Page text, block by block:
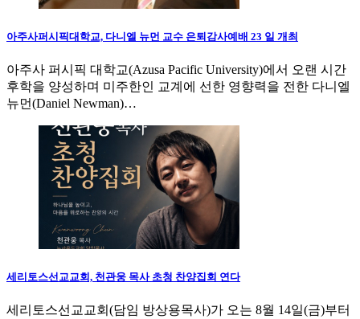
아주사퍼시픽대학교, 다니엘 뉴먼 교수 은퇴감사예배 23 일 개최
아주사 퍼시픽 대학교(Azusa Pacific University)에서 오랜 시간
후학을 양성하며 미주한인 교계에 선한 영향력을 전한 다니엘
뉴먼(Daniel Newman)…
세리토스선교교회, 천관웅 목사 초청 찬양집회 연다
세리토스선교교회(담임 방상용목사)가 오는 8월 14일(금)부터